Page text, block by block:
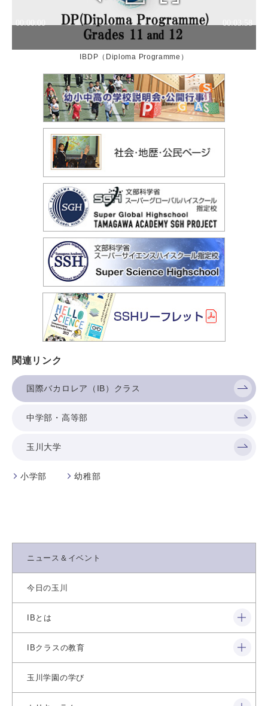
IBDP（Diploma Programme）
関連リンク
国際バカロレア（IB）クラス
中学部・高等部
玉川大学
小学部 幼稚部
ニュース＆イベント
今日の玉川
IBとは 閉じる
IBクラスの教育 閉じる
玉川学園の学び